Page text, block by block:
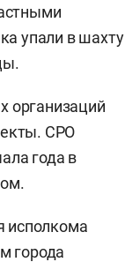
упали в шахту
организаций
СРО
года в
исполкома
города